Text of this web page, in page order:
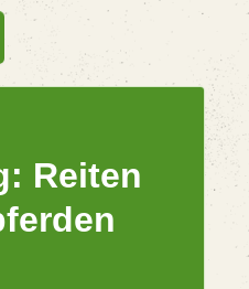
Reiten